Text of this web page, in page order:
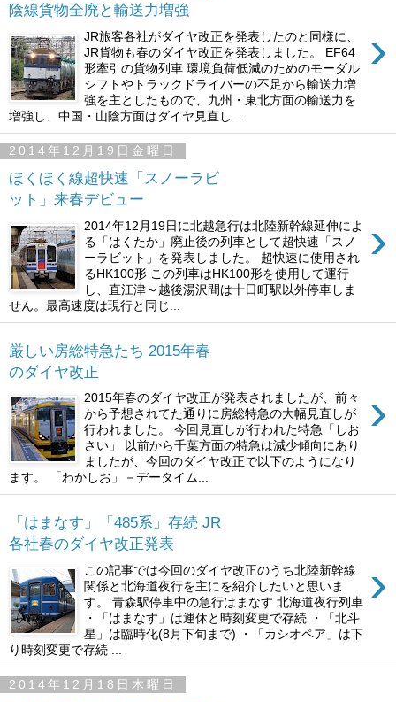
陰線貨物全廃と輸送力増強
›
JR旅客各社がダイヤ改正を発表したのと同様に、
JR貨物も春のダイヤ改正を発表しました。 EF64
形牽引の貨物列車 環境負荷低減のためのモーダル
シフトやトラックドライバーの不足から輸送力増
強を主としたもので、九州・東北方面の輸送力を
増強し、中国・山陰方面はダイヤ見直し...
2014年12月19日金曜日
ほくほく線超快速「スノーラビ
ット」来春デビュー
›
2014年12月19日に北越急行は北陸新幹線延伸によ
る「はくたか」廃止後の列車として超快速「スノ
ーラビット」を発表しました。 超快速に使用され
るHK100形 この列車はHK100形を使用して運行
し、直江津～越後湯沢間は十日町駅以外停車しま
せん。最高速度は現行と同じ...
厳しい房総特急たち 2015年春
のダイヤ改正
›
2015年春のダイヤ改正が発表されましたが、前々
から予想されてた通りに房総特急の大幅見直しが
行われました。 今回見直しが行われた特急「しお
さい」 以前から千葉方面の特急は減少傾向にあり
ましたが、今回のダイヤ改正で以下のようになり
ます。 「わかしお」－データイム...
「はまなす」「485系」存続 JR
各社春のダイヤ改正発表
›
この記事では今回のダイヤ改正のうち北陸新幹線
関係と北海道夜行を主にを紹介したいと思いま
す。 青森駅停車中の急行はまなす 北海道夜行列車
・「はまなす」は運休と時刻変更で存続 ・「北斗
星」は臨時化(8月下旬まで) ・「カシオペア」は下
り時刻変更で存続 ...
2014年12月18日木曜日